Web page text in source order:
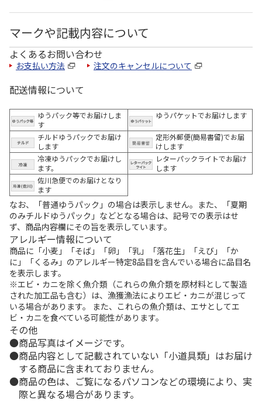
マークや記載内容について
よくあるお問い合わせ
お支払い方法 注文のキャンセルについて
配送情報について
ゆうパック等でお届けしま
す
ゆうパケットでお届けします
チルドゆうパックでお届け
します
定形外郵便(簡易書留)でお届
けします
冷凍ゆうパックでお届けし
ます。
レターパックライトでお届け
します
佐川急便でのお届けとなり
ます
なお、「普通ゆうパック」の場合は表示しません。また、「夏期
のみチルドゆうパック」などとなる場合は、記号での表示はせ
ず、商品内容欄にその旨を表示しています。
アレルギー情報について
商品に「小麦」「そば」「卵」「乳」「落花生」「えび」「か
に」「くるみ」のアレルギー特定8品目を含んでいる場合に品目名
を表示します。
※エビ・カニを除く魚介類（これらの魚介類を原材料として製造
された加工品も含む）は、漁獲漁法によりエビ・カニが混じって
いる場合があります。 また、これらの魚介類は、エサとしてエ
ビ・カニを食べている可能性があります。
その他
商品写真はイメージです。
商品内容として記載されていない「小道具類」はお届け
する商品に含まれておりません。
商品の色は、ご覧になるパソコンなどの環境により、実
際と異なる場合があります。